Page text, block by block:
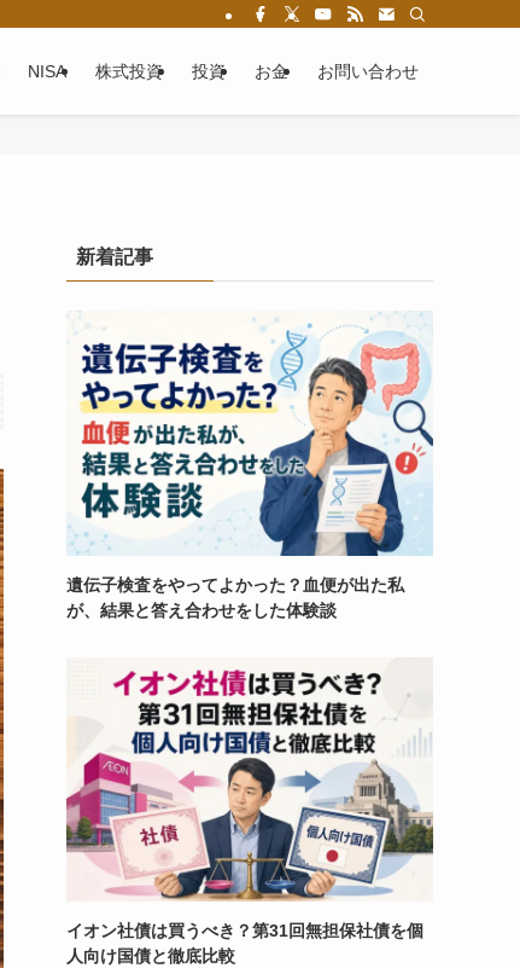
NISA 株式投資 投資 お金 お問い合わせ
新着記事
遺伝子検査をやってよかった？血便が出た私
が、結果と答え合わせをした体験談
イオン社債は買うべき？第31回無担保社債を個
人向け国債と徹底比較